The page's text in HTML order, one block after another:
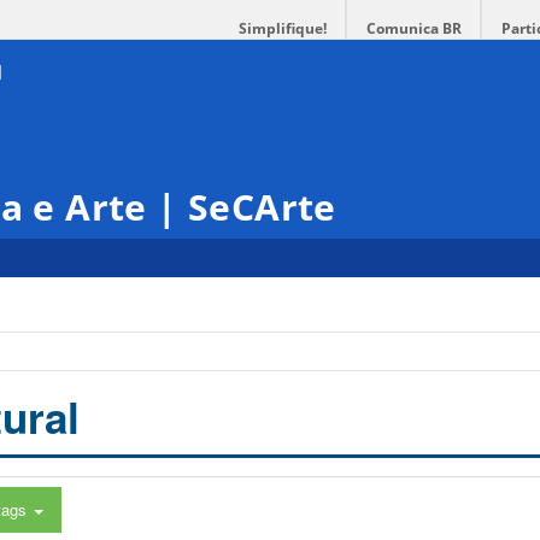
Simplifique! Comunica BR
e Arte | SeCArte